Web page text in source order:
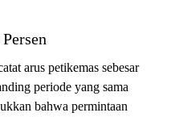
arus petikemas sebesar
periode yang sama
bahwa permintaan